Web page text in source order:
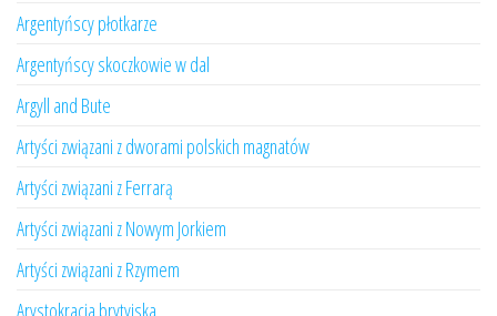
Argentyńscy płotkarze
Argentyńscy skoczkowie w dal
Argyll and Bute
Artyści związani z dworami polskich magnatów
Artyści związani z Ferrarą
Artyści związani z Nowym Jorkiem
Artyści związani z Rzymem
Arystokracja brytyjska